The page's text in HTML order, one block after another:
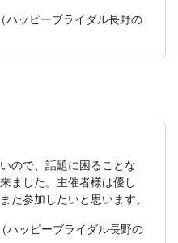
ッピーブライダル長野の
ので、話題に困ることな
ました。主催者様は優し
た参加したいと思います。
ッピーブライダル長野の